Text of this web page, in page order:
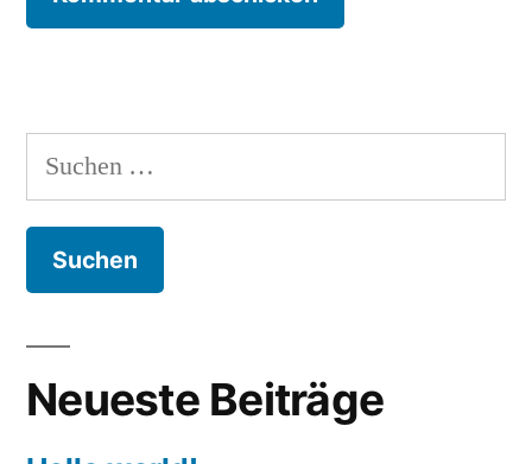
Suche
nach:
Neueste Beiträge